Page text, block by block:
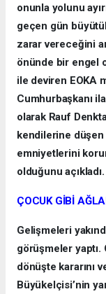
onunla yolunu
geçen gün
zarar vereceğini
önünde bir engel
ile deviren EOKA
Cumhurbaşkanı
olarak Rauf
kendilerine düşen
emniyetlerini
olduğunu açıkladı.
ÇOCUK GİBİ
Gelişmeleri
görüşmeler yaptı.
dönüşte kararını
Büyükelçisi’nin